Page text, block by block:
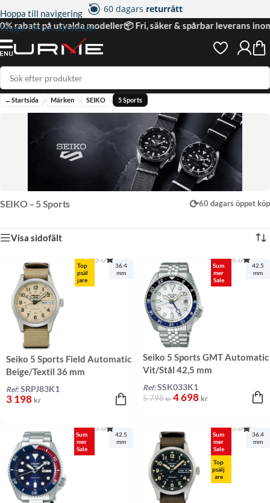
Hoppa till navigering
Hoppa till huvudinnehåll
60 dagars returrätt
2 års garanti
rabatt på utvalda modeller📦 Fri, säker & spårbar leverans
←Startsida › Märken › SEIKO › 5 Sports
SEIKO – 5 Sports ⟳60 dagars öppet köp
Visa sidofält
Top
psäl
jare
5.0
36.4
mm
Seiko 5 Sports Field Automatic
Beige/Textil 36 mm
Ref: SRPJ83K1
3 198 kr
Sum
mer
Sale
5.0
42.5
mm
Seiko 5 Sports GMT Automatic
Vit/Stål 42,5 mm
Ref: SSK033K1
5 798kr 4 698 kr
Sum
mer
Sale
5.0
42.5
mm
Sum
mer
Sale
Top
psälj
are
5.0
36.4
mm